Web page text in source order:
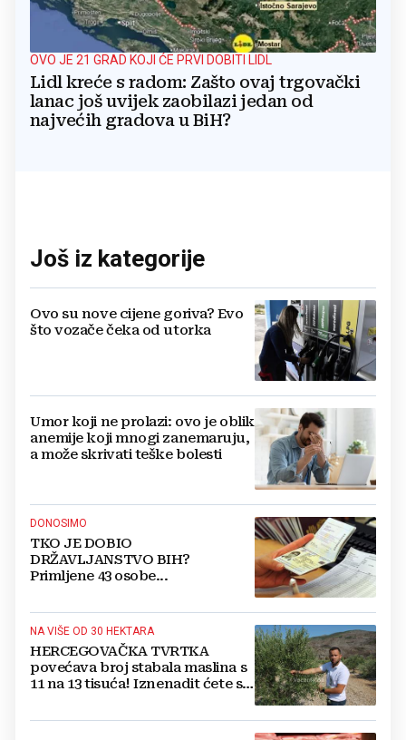
OVO JE 21 GRAD KOJI ĆE PRVI DOBITI LIDL
Lidl kreće s radom: Zašto ovaj trgovački
lanac još uvijek zaobilazi jedan od
najvećih gradova u BiH?
Još iz kategorije
Ovo su nove cijene goriva? Evo
što vozače čeka od utorka
Umor koji ne prolazi: ovo je oblik
anemije koji mnogi zanemaruju,
a može skrivati teške bolesti
DONOSIMO
TKO JE DOBIO
DRŽAVLJANSTVO BIH?
Primljene 43 osobe...
NA VIŠE OD 30 HEKTARA
HERCEGOVAČKA TVRTKA
povećava broj stabala maslina s
11 na 13 tisuća! Iznenadit ćete se